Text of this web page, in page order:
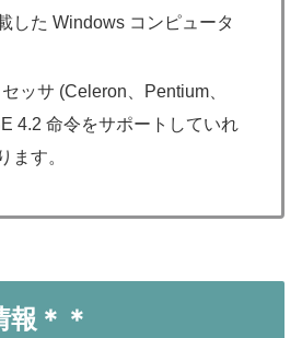
した Windows コンピュータ
ッサ (Celeron、Pentium、
4.2 命令をサポートしていれ
ます。
報＊＊